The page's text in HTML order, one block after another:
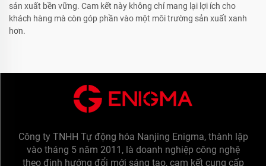
sản xuất bền vững. Cam kết này không chỉ mang lại lợi ích cho
khách hàng mà còn góp phần vào một môi trường sản xuất xanh
hơn.
Công ty TNHH Tự động hóa Nanjing Enigma, thành lập
vào tháng 5 năm 2011, là doanh nghiệp công nghệ
theo định hướng đổi mới sáng tạo, cam kết cung cấp